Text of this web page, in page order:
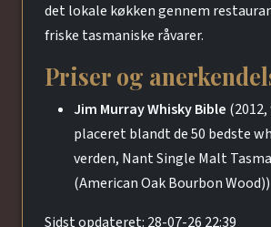
det lokale køkken gennem
friske tasmaniske råvarer.
Priser og
Jim Murray Whisky Bible
placeret blandt de 50 bedste
verden, Nant Single Malt
(American Oak Bourbon Wood))
Sidst opdateret: 28-07-26 22:39